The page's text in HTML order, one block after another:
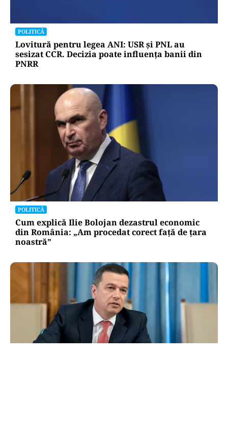
POLITICĂ
Lovitură pentru legea ANI: USR și PNL au
sesizat CCR. Decizia poate influența banii din
PNRR
POLITICĂ
Cum explică Ilie Bolojan dezastrul economic
din România: „Am procedat corect față de țara
noastră”